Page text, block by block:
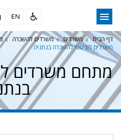
דף הבית משרדים משרדים להשכרה
משרדים לוגיסטי להשכרה בנתניה
מתחם משרדים